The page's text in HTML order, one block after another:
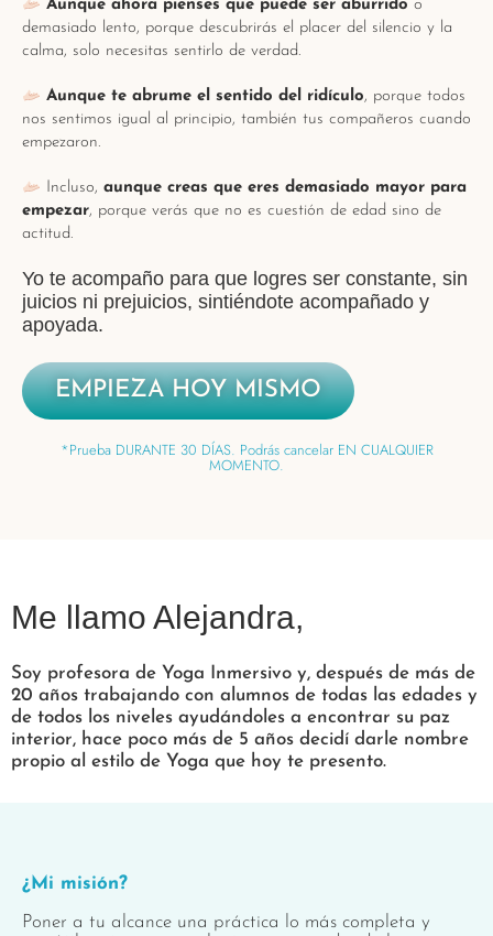
Aunque ahora pienses que puede ser aburrido o
demasiado lento, porque descubrirás el placer del silencio y la
calma, solo necesitas sentirlo de verdad.
Aunque te abrume el sentido del ridículo, porque todos
nos sentimos igual al principio, también tus compañeros cuando
empezaron.
Incluso,aunque creas que eres demasiado mayor para
empezar, porque verás que no es cuestión de edad sino de
actitud.
Yo te acompaño para que logres ser constante, sin
juicios ni prejuicios, sintiéndote acompañado y
apoyada.
EMPIEZA HOY MISMO
*Prueba DURANTE 30 DÍAS. Podrás cancelar EN CUALQUIER
MOMENTO.
Me llamo Alejandra,
Soy profesora de Yoga Inmersivo y, después de más de
20 años trabajando con alumnos de todas las edades y
de todos los niveles ayudándoles a encontrar su paz
interior, hace poco más de 5 años decidí darle nombre
propio al estilo de Yoga que hoy te presento.
¿Mi misión?
Poner a tu alcance una práctica lo más completa y